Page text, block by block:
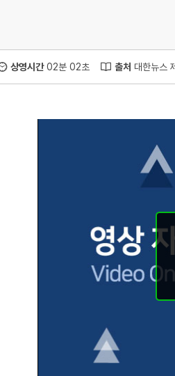
상영시간02분 02초 출처 대한뉴스